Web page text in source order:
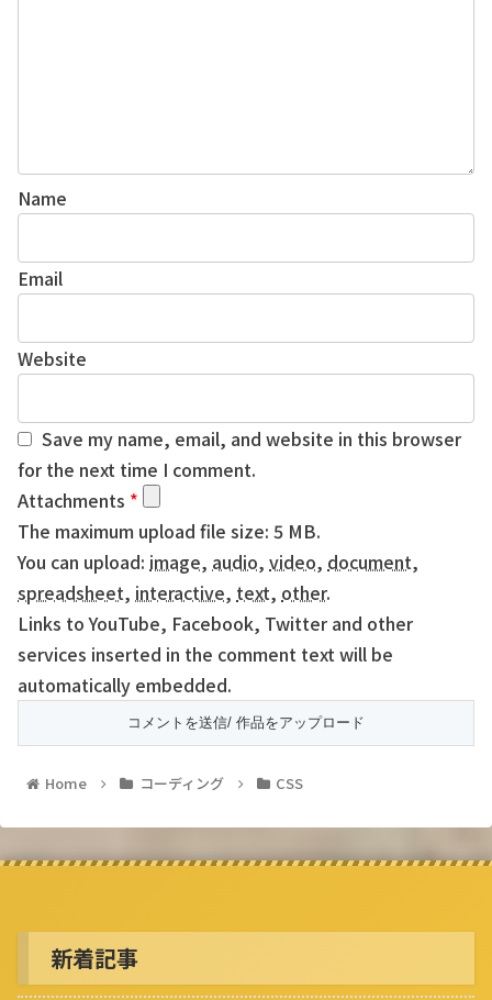
Name
Email
Website
Save my name, email, and website in this browser
for the next time I comment.
Attachments *
The maximum upload file size: 5 MB.
You can upload: image, audio, video, document,
spreadsheet, interactive, text, other.
Links to YouTube, Facebook, Twitter and other
services inserted in the comment text will be
automatically embedded.
Home コーディング CSS
新着記事